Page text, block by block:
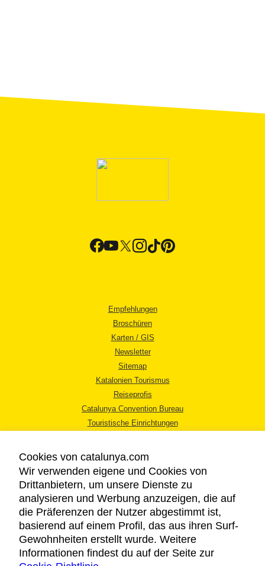
Empfehlungen
Broschüren
Karten / GIS
Newsletter
Sitemap
Katalonien Tourismus
Reiseprofis
Catalunya Convention Bureau
Touristische Einrichtungen
RECHTLICHER HINWEIS
DATENSCHUTZICHTLINIE
COOKIES
Cookies von catalunya.com
Wir verwenden eigene und Cookies von
Drittanbietern, um unsere Dienste zu
analysieren und Werbung anzuzeigen, die auf
die Präferenzen der Nutzer abgestimmt ist,
basierend auf einem Profil, das aus ihren Surf-
Gewohnheiten erstellt wurde. Weitere
Informationen findest du auf der Seite zur